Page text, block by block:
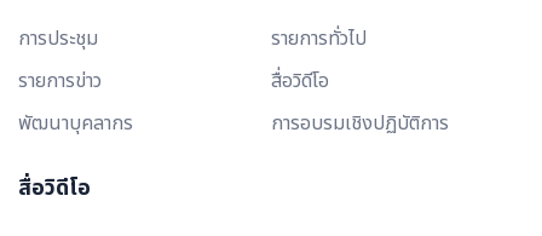
การประชุม
รายการทั่วไป
รายการข่าว
สื่อวิดีโอ
พัฒนาบุคลากร
การอบรมเชิงปฏิบัติการ
สื่อวิดีโอ